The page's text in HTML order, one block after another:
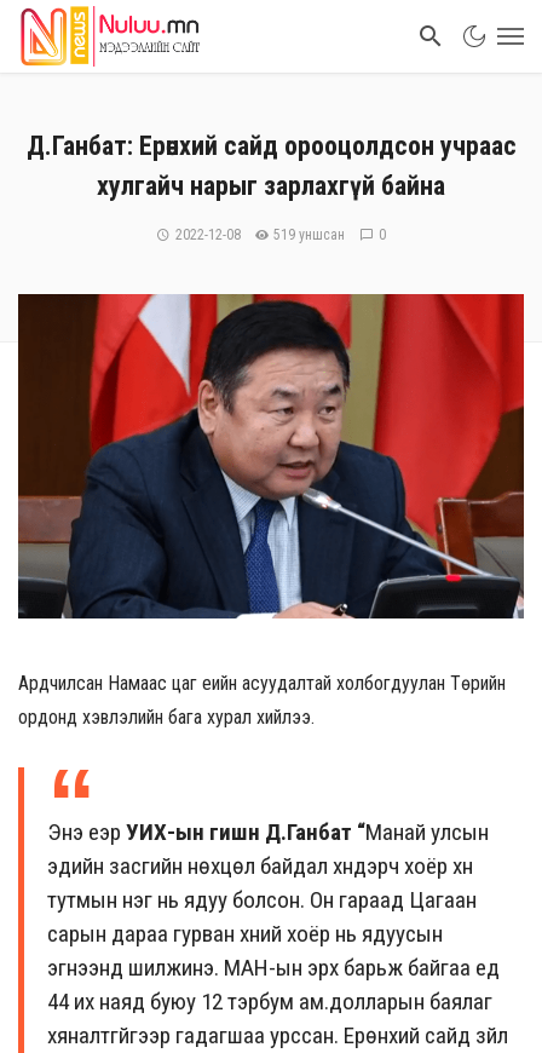
Д.Ганбат: Ерөнхий сайд орооцолдсон учраас
хулгайч нарыг зарлахгүй байна
2022-12-08 519 уншсан 0
Ардчилсан Намаас цаг үеийн асуудалтай холбогдуулан Төрийн
ордонд хэвлэлийн бага хурал хийлээ.
Энэ үеэрУИХ-ын гишүүн Д.Ганбат “Манай улсын
эдийн засгийн нөхцөл байдал хүндэрч хоёр хүн
тутмын нэг нь ядуу болсон. Он гараад Цагаан
сарын дараа гурван хүний хоёр нь ядуусын
эгнээнд шилжинэ. МАН-ын эрх барьж байгаа үед
44 их наяд буюу 12 тэрбум ам.долларын баялаг
хяналтгүйгээр гадагшаа урссан. Ерөнхий сайд зүйл